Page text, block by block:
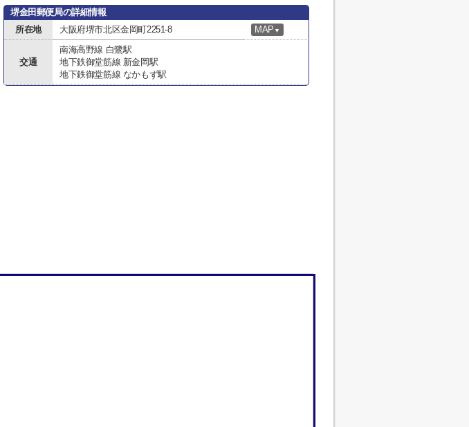
堺金田郵便局の詳細情報
所在地
大阪府堺市北区金岡町2251-8 MAP ▼
交通
南海高野線 白鷺駅
地下鉄御堂筋線 新金岡駅
地下鉄御堂筋線 なかもず駅